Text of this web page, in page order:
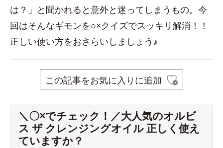
は？」と聞かれると意外と迷ってしまうもの。今
回はそんなギモンを○×クイズでスッキリ解消！！
正しい使い方をおさらいしましょう♪
この記事をお気に入りに追加
＼〇×でチェック！／大人気のオルビ
ス ザ クレンジングオイル 正しく使え
ていますか？